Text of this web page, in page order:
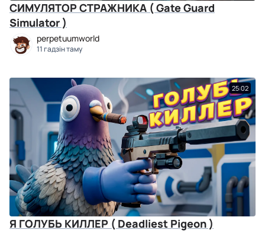
СИМУЛЯТОР СТРАЖНИКА ( Gate Guard
Simulator )
perpetuumworld
11 гадзін таму
25:02
Я ГОЛУБЬ КИЛЛЕР ( Deadliest Pigeon )